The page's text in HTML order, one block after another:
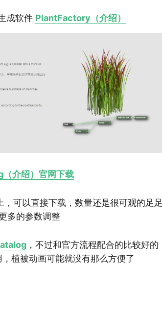
成软件 PlantFactory（介绍）
介绍） 官网下载
可以直接下载，数量还是很可观的足足
多的参数调整
，不过和官方流程配合的比较好的
植被动画可能就没有那么方便了